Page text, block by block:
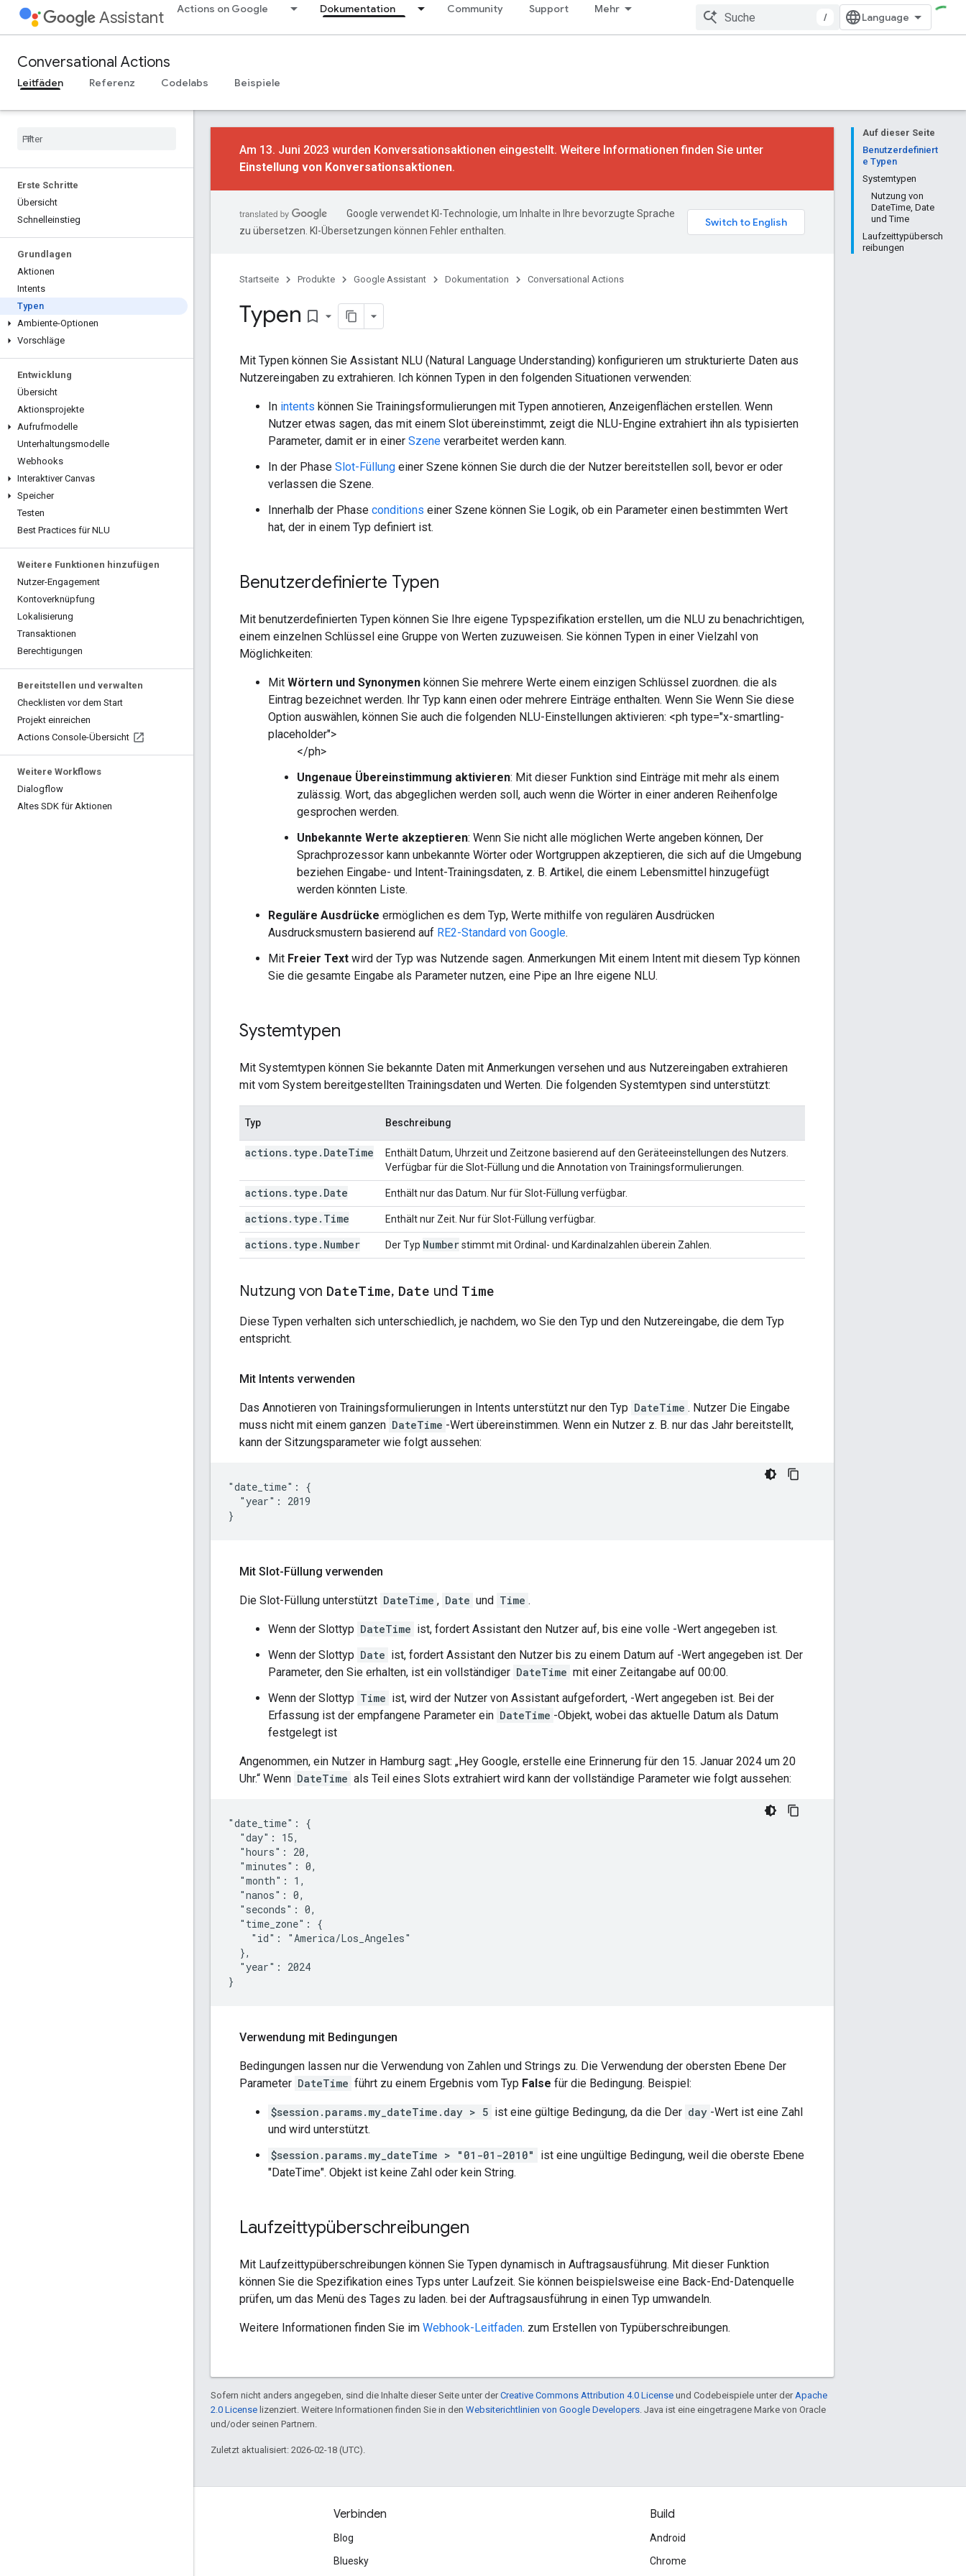
Assistant Actions on Google Dokumentation Community Support Mehr
/
Conversational Actions
Leitfäden Referenz Codelabs Beispiele
Erste Schritte
Übersicht
Schnelleinstieg
Grundlagen
Aktionen
Intents
Typen
Ambiente-Optionen
Vorschläge
Entwicklung
Übersicht
Aktionsprojekte
Aufrufmodelle
Unterhaltungsmodelle
Webhooks
Interaktiver Canvas
Speicher
Testen
Best Practices für NLU
Weitere Funktionen hinzufügen
Nutzer-Engagement
Kontoverknüpfung
Lokalisierung
Transaktionen
Berechtigungen
Bereitstellen und verwalten
Checklisten vor dem Start
Projekt einreichen
Actions Console-Übersicht
Weitere Workflows
Dialogflow
Altes SDK für Aktionen
Auf dieser Seite
Benutzerdefiniert
e Typen
Systemtypen
Nutzung von
DateTime, Date
und Time
Laufzeittypübersch
reibungen
Am 13. Juni 2023 wurden Konversationsaktionen eingestellt. Weitere Informationen finden Sie unter
Einstellung von Konversationsaktionen.
Google verwendet KI-Technologie, um Inhalte in Ihre bevorzugte Sprache
zu übersetzen. KI-Übersetzungen können Fehler enthalten.
Startseite Produkte Google Assistant Dokumentation Conversational Actions
Typen bookmark_border
Mit Typen können Sie Assistant NLU (Natural Language Understanding) konfigurieren um strukturierte Daten aus
Nutzereingaben zu extrahieren. Ich können Typen in den folgenden Situationen verwenden:
In intents können Sie Trainingsformulierungen mit Typen annotieren, Anzeigenflächen erstellen. Wenn
Nutzer etwas sagen, das mit einem Slot übereinstimmt, zeigt die NLU-Engine extrahiert ihn als typisierten
Parameter, damit er in einer Szene verarbeitet werden kann.
In der Phase Slot-Füllung einer Szene können Sie durch die der Nutzer bereitstellen soll, bevor er oder
verlassen die Szene.
Innerhalb der Phase conditions einer Szene können Sie Logik, ob ein Parameter einen bestimmten Wert
hat, der in einem Typ definiert ist.
Benutzerdefinierte Typen
Mit benutzerdefinierten Typen können Sie Ihre eigene Typspezifikation erstellen, um die NLU zu benachrichtigen,
einem einzelnen Schlüssel eine Gruppe von Werten zuzuweisen. Sie können Typen in einer Vielzahl von
Möglichkeiten:
Mit Wörtern und Synonymen können Sie mehrere Werte einem einzigen Schlüssel zuordnen. die als
Eintrag bezeichnet werden. Ihr Typ kann einen oder mehrere Einträge enthalten. Wenn Sie Wenn Sie diese
Option auswählen, können Sie auch die folgenden NLU-Einstellungen aktivieren: <ph type="x-smartling-
placeholder">
</ph>
Ungenaue Übereinstimmung aktivieren: Mit dieser Funktion sind Einträge mit mehr als einem
zulässig. Wort, das abgeglichen werden soll, auch wenn die Wörter in einer anderen Reihenfolge
gesprochen werden.
Unbekannte Werte akzeptieren: Wenn Sie nicht alle möglichen Werte angeben können, Der
Sprachprozessor kann unbekannte Wörter oder Wortgruppen akzeptieren, die sich auf die Umgebung
beziehen Eingabe- und Intent-Trainingsdaten, z. B. Artikel, die einem Lebensmittel hinzugefügt
werden könnten Liste.
Reguläre Ausdrücke ermöglichen es dem Typ, Werte mithilfe von regulären Ausdrücken
Ausdrucksmustern basierend auf RE2-Standard von Google.
Mit Freier Text wird der Typ was Nutzende sagen. Anmerkungen Mit einem Intent mit diesem Typ können
Sie die gesamte Eingabe als Parameter nutzen, eine Pipe an Ihre eigene NLU.
Systemtypen
Mit Systemtypen können Sie bekannte Daten mit Anmerkungen versehen und aus Nutzereingaben extrahieren
mit vom System bereitgestellten Trainingsdaten und Werten. Die folgenden Systemtypen sind unterstützt:
Typ Beschreibung
actions.type.DateTime
Enthält Datum, Uhrzeit und Zeitzone basierend auf den Geräteeinstellungen des Nutzers.
Verfügbar für die Slot-Füllung und die Annotation von Trainingsformulierungen.
actions.type.Date Enthält nur das Datum. Nur für Slot-Füllung verfügbar.
actions.type.Time Enthält nur Zeit. Nur für Slot-Füllung verfügbar.
actions.type.Number Der Typ Numberstimmt mit Ordinal- und Kardinalzahlen überein Zahlen.
Nutzung von DateTime, Date und Time
Diese Typen verhalten sich unterschiedlich, je nachdem, wo Sie den Typ und den Nutzereingabe, die dem Typ
entspricht.
Mit Intents verwenden
Das Annotieren von Trainingsformulierungen in Intents unterstützt nur den Typ DateTime . Nutzer Die Eingabe
muss nicht mit einem ganzen DateTime -Wert übereinstimmen. Wenn ein Nutzer z. B. nur das Jahr bereitstellt,
kann der Sitzungsparameter wie folgt aussehen:
"date_time": {
  "year": 2019
Mit Slot-Füllung verwenden
Die Slot-Füllung unterstützt DateTime , Date und Time .
Wenn der Slottyp DateTime ist, fordert Assistant den Nutzer auf, bis eine volle -Wert angegeben ist.
Wenn der Slottyp Date ist, fordert Assistant den Nutzer bis zu einem Datum auf -Wert angegeben ist. Der
Parameter, den Sie erhalten, ist ein vollständiger DateTime mit einer Zeitangabe auf 00:00.
Wenn der Slottyp Time ist, wird der Nutzer von Assistant aufgefordert, -Wert angegeben ist. Bei der
Erfassung ist der empfangene Parameter ein DateTime -Objekt, wobei das aktuelle Datum als Datum
festgelegt ist
Angenommen, ein Nutzer in Hamburg sagt: „Hey Google, erstelle eine Erinnerung für den 15. Januar 2024 um 20
Uhr.“ Wenn DateTime als Teil eines Slots extrahiert wird kann der vollständige Parameter wie folgt aussehen:
"date_time": {
  "day": 15,
  "hours": 20,
  "minutes": 0,
  "month": 1,
  "nanos": 0,
  "seconds": 0,
  "time_zone": {
    "id": "America/Los_Angeles"
  },
  "year": 2024
Verwendung mit Bedingungen
Bedingungen lassen nur die Verwendung von Zahlen und Strings zu. Die Verwendung der obersten Ebene Der
Parameter DateTime führt zu einem Ergebnis vom Typ False für die Bedingung. Beispiel:
$session.params.my_dateTime.day > 5 ist eine gültige Bedingung, da die Der day -Wert ist eine Zahl
und wird unterstützt.
$session.params.my_dateTime > "01-01-2010"
ist eine ungültige Bedingung, weil die oberste Ebene
"DateTime". Objekt ist keine Zahl oder kein String.
Laufzeittypüberschreibungen
Mit Laufzeittypüberschreibungen können Sie Typen dynamisch in Auftragsausführung. Mit dieser Funktion
können Sie die Spezifikation eines Typs unter Laufzeit. Sie können beispielsweise eine Back-End-Datenquelle
prüfen, um das Menü des Tages zu laden. bei der Auftragsausführung in einen Typ umwandeln.
Weitere Informationen finden Sie im Webhook-Leitfaden. zum Erstellen von Typüberschreibungen.
Sofern nicht anders angegeben, sind die Inhalte dieser Seite unter derCreative Commons Attribution 4.0 License und Codebeispiele unter der Apache
2.0 License lizenziert. Weitere Informationen finden Sie in den Websiterichtlinien von Google Developers . Java ist eine eingetragene Marke von Oracle
und/oder seinen Partnern.
Zuletzt aktualisiert: 2026-02-18 (UTC).
Verbinden
Blog
Bluesky
Build
Android
Chrome